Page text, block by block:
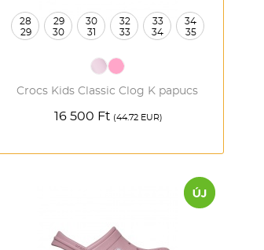
szerint növekvő
Nyári termékek előre ár
szerint növekvő
Nyári új termékek előre
Crocs Kids Classic Clog K papucs
16 500 Ft (44.72 EUR)
28
29
29
30
30
31
32
33
33
34
34
35